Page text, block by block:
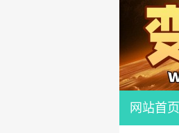
网站首页